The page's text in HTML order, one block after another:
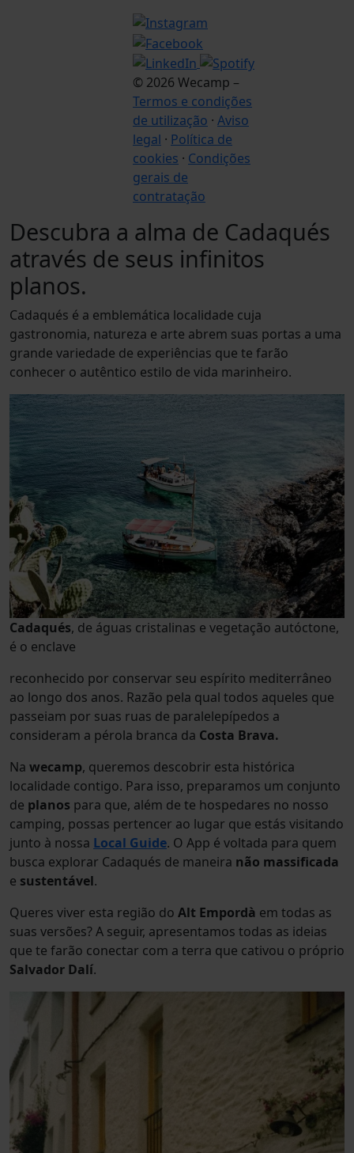
© 2026 Wecamp –
Termos e condições
de utilização · Aviso
legal · Política de
cookies · Condições
gerais de
contratação
Descubra a alma de Cadaqués
através de seus infinitos
planos.
Cadaqués é a emblemática localidade cuja
gastronomia, natureza e arte abrem suas portas a uma
grande variedade de experiências que te farão
conhecer o autêntico estilo de vida marinheiro.
Cadaqués, de águas cristalinas e vegetação autóctone,
é o enclave
reconhecido por conservar seu espírito mediterrâneo
ao longo dos anos. Razão pela qual todos aqueles que
passeiam por suas ruas de paralelepípedos a
consideram a pérola branca da Costa Brava.
Na wecamp, queremos descobrir esta histórica
localidade contigo. Para isso, preparamos um conjunto
de planos para que, além de te hospedares no nosso
camping, possas pertencer ao lugar que estás visitando
junto à nossa Local Guide. O App é voltada para quem
busca explorar Cadaqués de maneira não massificada
e sustentável.
Queres viver esta região do Alt Empordà em todas as
suas versões? A seguir, apresentamos todas as ideias
que te farão conectar com a terra que cativou o próprio
Salvador Dalí.